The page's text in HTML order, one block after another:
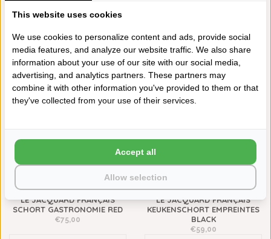
LE JACQUARD FRANÇAIS
SCHORT SINHARÂJA BLUE
€59,00
LE JACQUARD FRANÇAIS
SCHORT SINHARÂJA GREEN
€59,00
LE JACQUARD FRANÇAIS
SCHORT GASTRONOMIE RED
€75,00
LE JACQUARD FRANÇAIS
KEUKENSCHORT EMPREINTES
BLACK
€59,00
This website uses cookies
We use cookies to personalize content and ads, provide social
media features, and analyze our website traffic. We also share
information about your use of our site with our social media,
advertising, and analytics partners. These partners may
combine it with other information you've provided to them or that
they've collected from your use of their services.
Allow selection
Accept all